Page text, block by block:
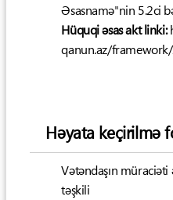
Əsasnamə"nin 5.2ci
Hüquqi əsas akt linki:
qanun.az/
Həyata keçirilmə
Vətəndaşın müraciəti
təşkili